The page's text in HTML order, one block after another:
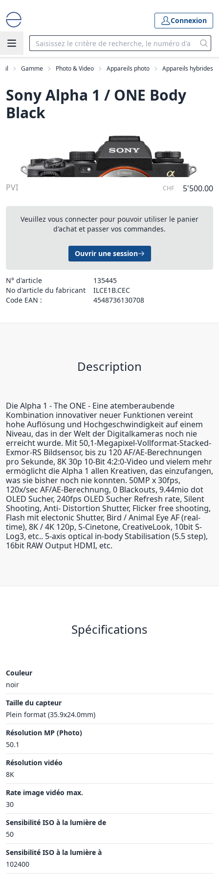
Connexion
Gamme Photo & Video Appareils photo Appareils hybrides
Sony Alpha 1 / ONE Body
Black
PVI CHF 5'500.00
Veuillez vous connecter pour pouvoir utiliser le panier
d'achat et passer vos commandes.
Ouvrir une session
N° d'article
135445
No d'article du fabricant
ILCE1B.CEC
Code EAN :
4548736130708
Description
Die Alpha 1 - The ONE - Eine atemberaubende
Kombination innovativer neuer Funktionen vereint
hohe Auflösung und Hochgeschwindigkeit auf einem
Niveau, das in der Welt der Digitalkameras noch nie
erreicht wurde. Mit 50,1-Megapixel-Vollformat-Stacked-
Exmor-RS Bildsensor, bis zu 120 AF/AE-Berechnungen
pro Sekunde, 8K 30p 10-Bit 4:2:0-Video und vielem mehr
ermöglicht die Alpha 1 allen Kreativen, das einzufangen,
was sie bisher noch nie konnten. 50MP x 30fps,
120x/sec AF/AE-Berechnung, 0 Blackouts, 9.44mio dot
OLED Sucher, 240fps OLED Sucher Refresh rate, Silent
Shooting, Anti- Distortion Shutter, Flicker free shooting,
Flash mit electonic Shutter, Bird / Animal Eye AF (real-
time), 8K / 4K 120p, S-Cinetone, CreativeLook, 10bit S-
Log3, etc.. 5-axis optical in-body Stabilisation (5.5 step),
16bit RAW Output HDMI, etc.
Spécifications
Couleur
noir
Taille du capteur
Plein format (35.9x24.0mm)
Résolution MP (Photo)
50.1
Résolution vidéo
8K
Rate image vidéo max.
30
Sensibilité ISO à la lumière de
50
Sensibilité ISO à la lumière à
102400